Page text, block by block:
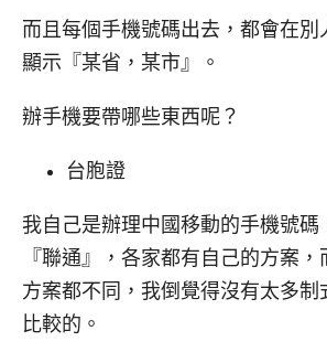
而且每個手機號碼出去，都會在別
顯示『某省，某市』。
辦手機要帶哪些東西呢？
台胞證
我自己是辦理中國移動的手機號碼
『聯通』，各家都有自己的方案
方案都不同，我倒覺得沒有太多制
比較的。